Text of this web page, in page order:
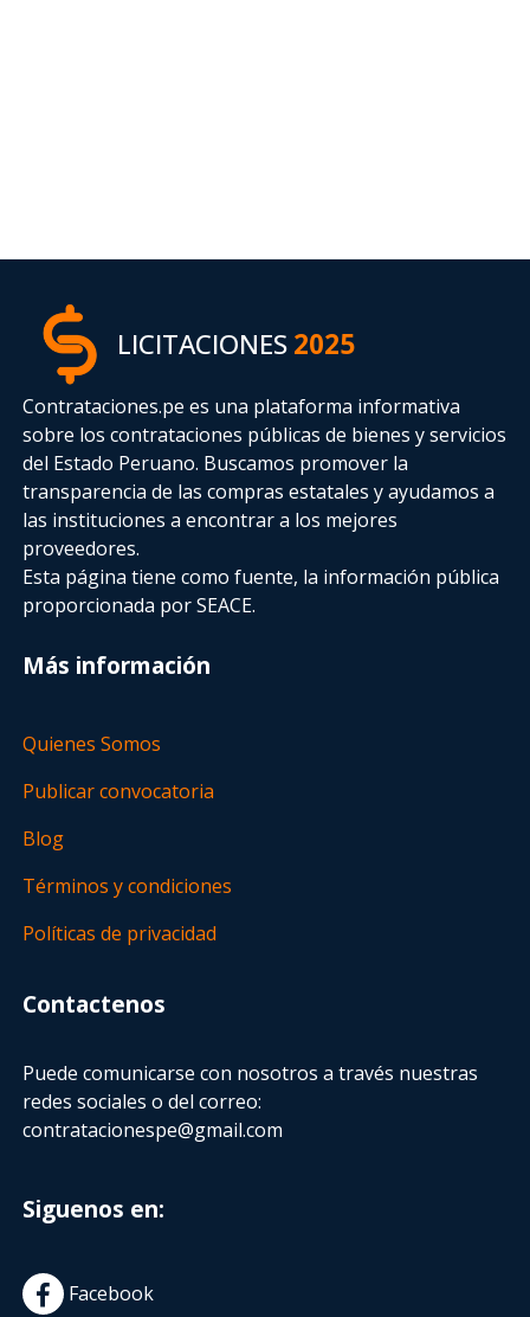
LICITACIONES2025
Contrataciones.pe es una plataforma informativa
sobre los contrataciones públicas de bienes y servicios
del Estado Peruano. Buscamos promover la
transparencia de las compras estatalesy ayudamos a
las instituciones a encontrar a los mejores
proveedores.
Esta página tiene como fuente, la información pública
proporcionada por SEACE.
Más información
Quienes Somos
Publicar convocatoria
Blog
Términos y condiciones
Políticas de privacidad
Contactenos
Puede comunicarse con nosotros a través nuestras
redes sociales o del correo:
contratacionespe@gmail.com
Siguenos en:
Facebook